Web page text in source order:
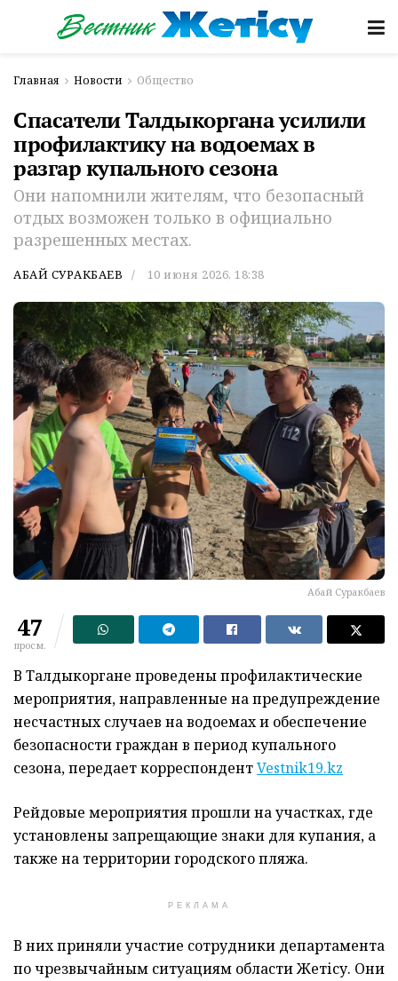
Главная Новости Общество
Спасатели Талдыкоргана усилили
профилактику на водоемах в
разгар купального сезона
Они напомнили жителям, что безопасный
отдых возможен только в официально
разрешенных местах.
АБАЙ СУРАКБАЕВ 10 июня 2026, 18:38
Абай Суракбаев
47
просм.
В Талдыкоргане проведены профилактические
мероприятия, направленные на предупреждение
несчастных случаев на водоемах и обеспечение
безопасности граждан в период купального
сезона, передает корреспондентVestnik19.kz
Рейдовые мероприятия прошли на участках, где
установлены запрещающие знаки для купания, а
также на территории городского пляжа.
РЕКЛАМА
В них приняли участие сотрудники департамента
по чрезвычайным ситуациям области Жетісу. Они